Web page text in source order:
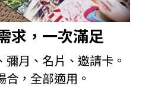
求，一次滿足
月、名片、邀請卡。
，全部適用。